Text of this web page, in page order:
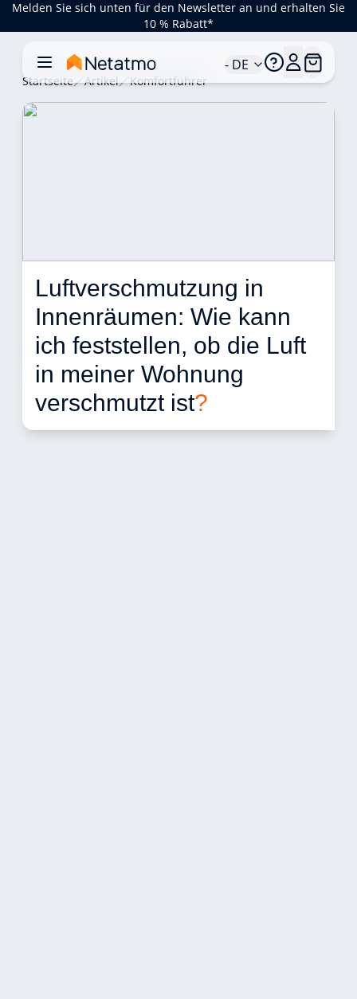
Melden Sie sich unten für den Newsletter an und erhalten Sie
10 % Rabatt*
- DE
Startseite Artikel Komfortführer
Luftverschmutzung in
Innenräumen: Wie kann
ich feststellen, ob die Luft
in meiner Wohnung
verschmutzt ist?